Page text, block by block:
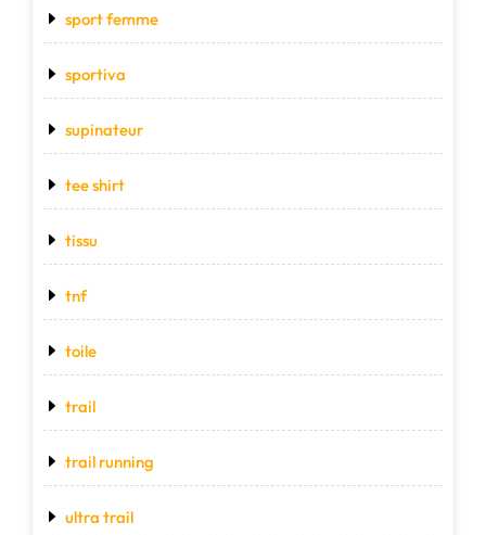
sport femme
sportiva
supinateur
tee shirt
tissu
tnf
toile
trail
trail running
ultra trail